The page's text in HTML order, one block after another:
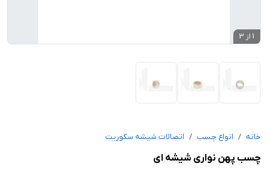
1 از 3
خانه انواع چسب اتصالات شیشه سکوریت
چسب پهن نواری شیشه ای